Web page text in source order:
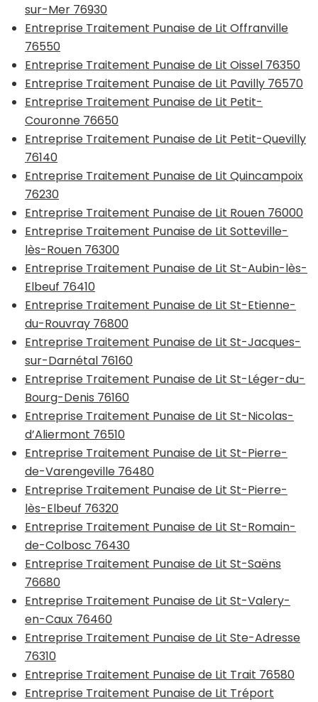
sur-Mer 76930
Entreprise Traitement Punaise de Lit Offranville
76550
Entreprise Traitement Punaise de Lit Oissel 76350
Entreprise Traitement Punaise de Lit Pavilly 76570
Entreprise Traitement Punaise de Lit Petit-
Couronne 76650
Entreprise Traitement Punaise de Lit Petit-Quevilly
76140
Entreprise Traitement Punaise de Lit Quincampoix
76230
Entreprise Traitement Punaise de Lit Rouen 76000
Entreprise Traitement Punaise de Lit Sotteville-
lès-Rouen 76300
Entreprise Traitement Punaise de Lit St-Aubin-lès-
Elbeuf 76410
Entreprise Traitement Punaise de Lit St-Etienne-
du-Rouvray 76800
Entreprise Traitement Punaise de Lit St-Jacques-
sur-Darnétal 76160
Entreprise Traitement Punaise de Lit St-Léger-du-
Bourg-Denis 76160
Entreprise Traitement Punaise de Lit St-Nicolas-
d’Aliermont 76510
Entreprise Traitement Punaise de Lit St-Pierre-
de-Varengeville 76480
Entreprise Traitement Punaise de Lit St-Pierre-
lès-Elbeuf 76320
Entreprise Traitement Punaise de Lit St-Romain-
de-Colbosc 76430
Entreprise Traitement Punaise de Lit St-Saëns
76680
Entreprise Traitement Punaise de Lit St-Valery-
en-Caux 76460
Entreprise Traitement Punaise de Lit Ste-Adresse
76310
Entreprise Traitement Punaise de Lit Trait 76580
Entreprise Traitement Punaise de Lit Tréport